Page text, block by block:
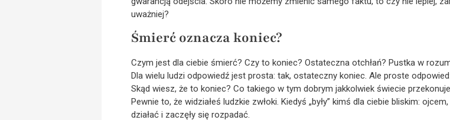
uważniej?
Śmierć oznacza koniec?
Czym jest dla ciebie śmierć? Czy to koniec? Ostateczna otchłań? Pustka w
Dla wielu ludzi odpowiedź jest prosta: tak, ostateczny koniec. Ale proste
Skąd wiesz, że to koniec? Co takiego w tym dobrym jakkolwiek świecie
Pewnie to, że widziałeś ludzkie zwłoki. Kiedyś „były” kimś dla ciebie bliskim:
działać i zaczęły się rozpadać.